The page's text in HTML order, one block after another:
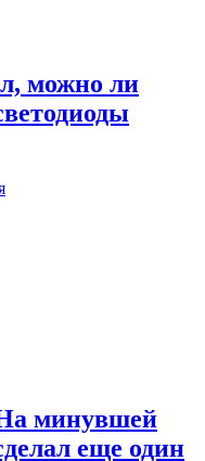
можно ли
минувшей
еще один